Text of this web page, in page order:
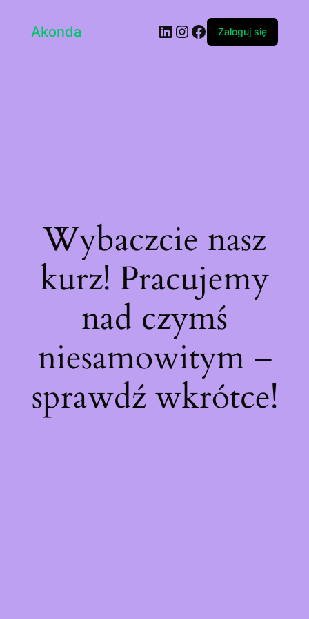
Akonda LinkedIn
Instagram
Facebook
Zaloguj się
Wybaczcie nasz
kurz! Pracujemy
nad czymś
niesamowitym –
sprawdź wkrótce!